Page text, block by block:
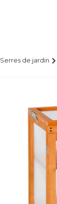
Serres de jardin